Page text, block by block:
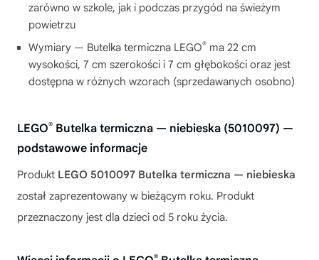
zarówno w szkole, jak i podczas przygód na świeżym
powietrzu
Wymiary — Butelka termiczna LEGO® ma 22 cm
wysokości, 7 cm szerokości i 7 cm głębokości oraz jest
dostępna w różnych wzorach (sprzedawanych osobno)
LEGO® Butelka termiczna — niebieska (5010097) —
podstawowe informacje
Produkt LEGO 5010097 Butelka termiczna — niebieska
został zaprezentowany w bieżącym roku. Produkt
przeznaczony jest dla dzieci od 5 roku życia.
®